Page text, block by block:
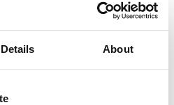
Details About